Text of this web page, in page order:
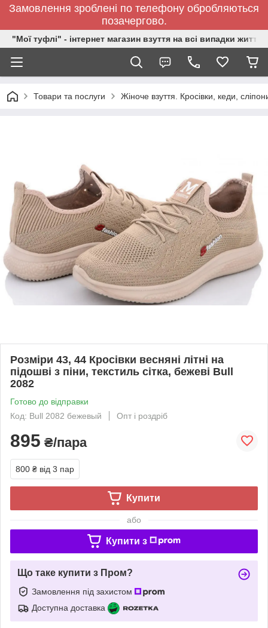
Замовлення зроблені по телефону обробляються
позачергово.
"Мої туфлі" - інтернет магазин взуття на всі випадки життя.
Товари та послуги Жіноче взуття. Кросівки, кеди,
Розміри 43, 44 Кросівки весняні літні на
підошві з піни, текстиль сітка, бежеві Bull
2082
Готово до відправки
Код: Bull 2082 бежевый
Опт і роздріб
895 ₴/пара
800 ₴ від 3 пар
Купити
або
Купити з
Що таке купити з Пром?
Замовлення під захистом
Доступна доставка